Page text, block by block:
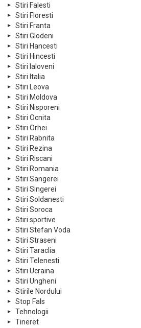
Stiri Falesti
Stiri Floresti
Stiri Franta
Stiri Glodeni
Stiri Hancesti
Stiri Hincesti
Stiri Ialoveni
Stiri Italia
Stiri Leova
Stiri Moldova
Stiri Nisporeni
Stiri Ocnita
Stiri Orhei
Stiri Rabnita
Stiri Rezina
Stiri Riscani
Stiri Romania
Stiri Sangerei
Stiri Singerei
Stiri Soldanesti
Stiri Soroca
Stiri sportive
Stiri Stefan Voda
Stiri Straseni
Stiri Taraclia
Stiri Telenesti
Stiri Ucraina
Stiri Ungheni
Stirile Nordului
Stop Fals
Tehnologii
Tineret